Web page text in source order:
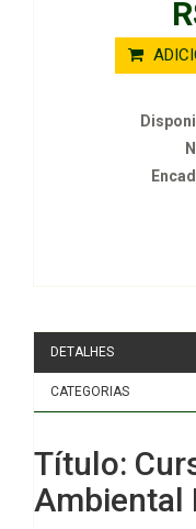
DETALHES
CATEGORIAS
Título:
Ambiental